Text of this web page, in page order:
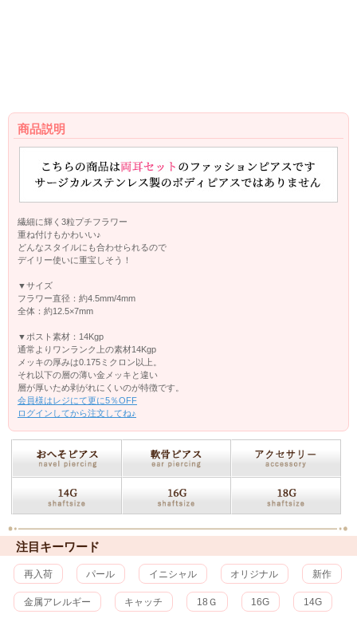
商品説明
繊細に輝く3粒プチフラワー
重ね付けもかわいい♪
どんなスタイルにも合わせられるので
デイリー使いに重宝しそう！
▼サイズ
フラワー直径：約4.5mm/4mm
全体：約12.5×7mm
▼ポスト素材：14Kgp
通常よりワンランク上の素材14Kgp
メッキの厚みは0.175ミクロン以上。
それ以下の層の薄い金メッキと違い
層が厚いため剥がれにくいのが特徴です。
会員様はレジにて更に5％OFF
ログインしてから注文してね♪
注目キーワード
再入荷 パール イニシャル オリジナル 新作
金属アレルギー キャッチ 18Ｇ 16G 14G